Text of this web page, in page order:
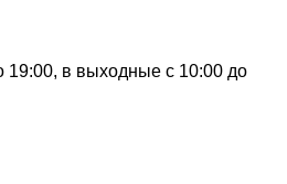
19:00, в выходные с 10:00 до